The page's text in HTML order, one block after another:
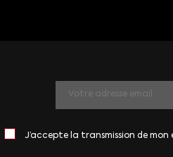
J’accepte la transmission de